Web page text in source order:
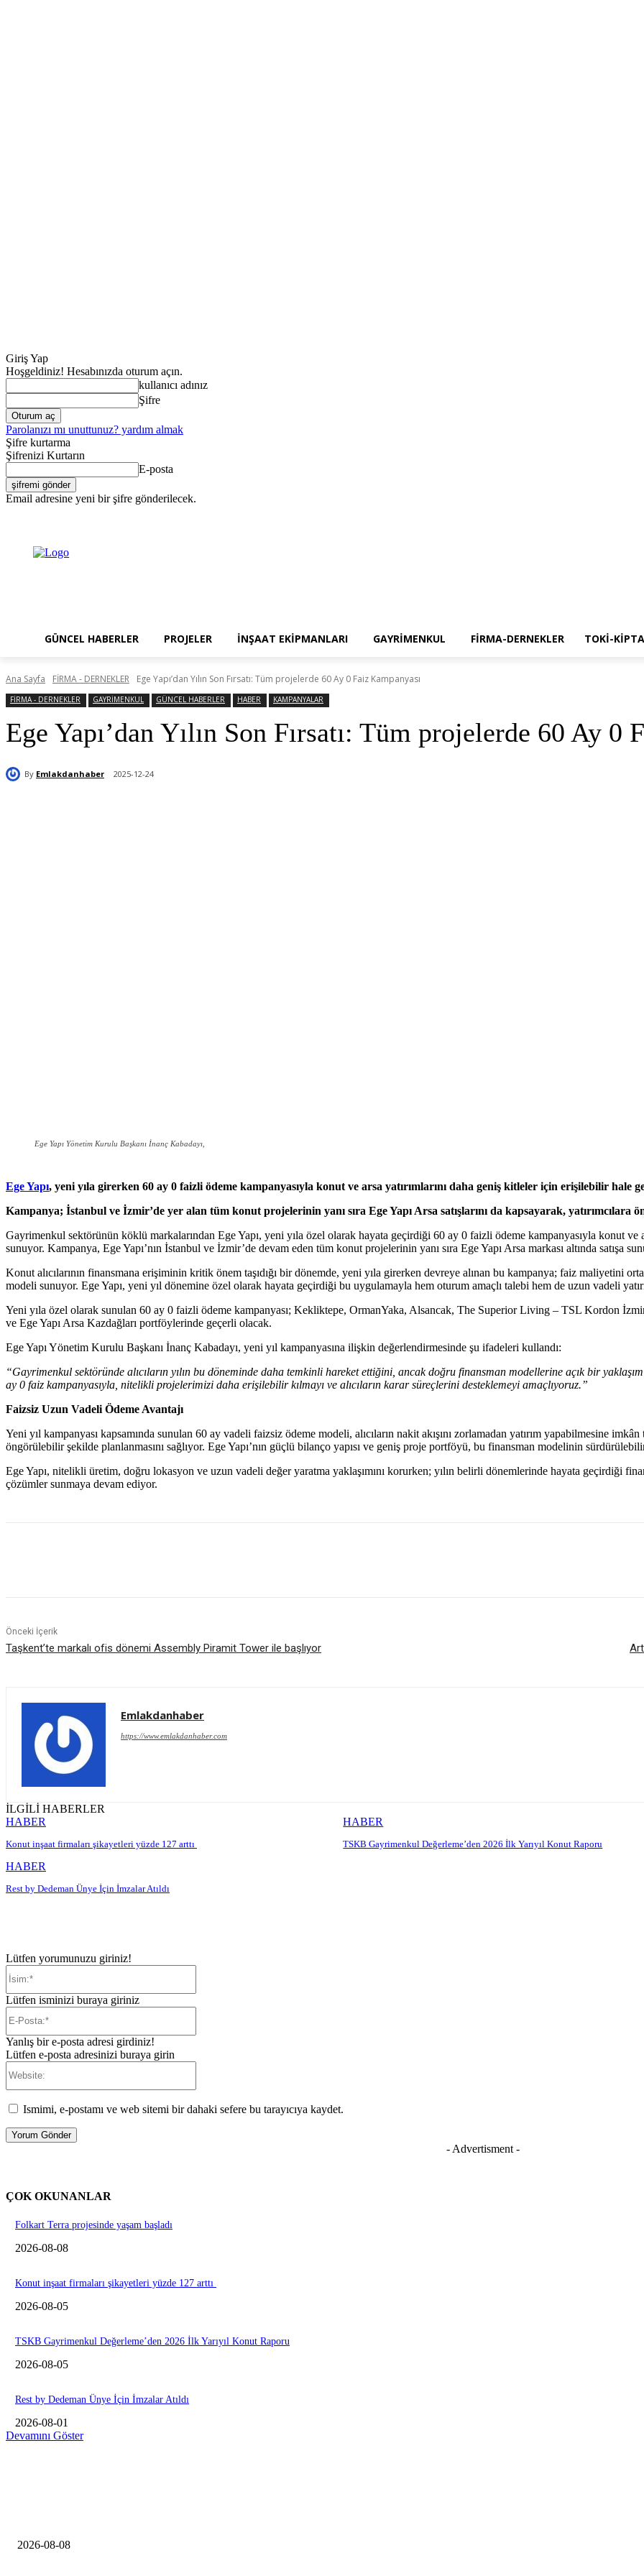
Giriş Yap
Hoşgeldiniz! Hesabınızda oturum açın.
kullanıcı adınız
Şifre
Parolanızı mı unuttunuz? yardım almak
Şifre kurtarma
Şifrenizi Kurtarın
E-posta
Email adresine yeni bir şifre gönderilecek.
GÜNCEL HABERLER PROJELER İNŞAAT EKIPMANLARI GAYRİMENKUL FIRMA-DERNEKLER TOKİ-
Ana Sayfa FİRMA - DERNEKLER Ege Yapı’dan Yılın Son Fırsatı: Tüm projelerde 60 Ay 0 Faiz Kampanyası
FİRMA - DERNEKLER GAYRİMENKUL GÜNCEL HABERLER HABER KAMPANYALAR
Ege Yapı’dan Yılın Son Fırsatı: Tüm projelerde 60 Ay 0
By Emlakdanhaber 2025-12-24
Ege Yapı Yönetim Kurulu Başkanı İnanç Kabadayı,
Ege Yapı, yeni yıla girerken 60 ay 0 faizli ödeme kampanyasıyla konut ve arsa yatırımlarını daha geniş kitleler için erişilebilir hale
Kampanya; İstanbul ve İzmir’de yer alan tüm konut projelerinin yanı sıra Ege Yapı Arsa satışlarını da kapsayarak, yatırımcılara
Gayrimenkul sektörünün köklü markalarından Ege Yapı, yeni yıla özel olarak hayata geçirdiği 60 ay 0 faizli ödeme kampanyasıyla konut ve
sunuyor. Kampanya, Ege Yapı’nın İstanbul ve İzmir’de devam eden tüm konut projelerinin yanı sıra Ege Yapı Arsa markası altında satışa
Konut alıcılarının finansmana erişiminin kritik önem taşıdığı bir dönemde, yeni yıla girerken devreye alınan bu kampanya; faiz maliyetini
modeli sunuyor. Ege Yapı, yeni yıl dönemine özel olarak hayata geçirdiği bu uygulamayla hem oturum amaçlı talebi hem de uzun vadeli
Yeni yıla özel olarak sunulan 60 ay 0 faizli ödeme kampanyası; Kekliktepe, OrmanYaka, Alsancak, The Superior Living – TSL Kordon
ve Ege Yapı Arsa Kazdağları portföylerinde geçerli olacak.
Ege Yapı Yönetim Kurulu Başkanı İnanç Kabadayı, yeni yıl kampanyasına ilişkin değerlendirmesinde şu ifadeleri kullandı:
“Gayrimenkul sektöründe alıcıların yılın bu döneminde daha temkinli hareket ettiğini, ancak doğru finansman modellerine açık bir
ay 0 faiz kampanyasıyla, nitelikli projelerimizi daha erişilebilir kılmayı ve alıcıların karar süreçlerini desteklemeyi amaçlıyoruz.”
Faizsiz Uzun Vadeli Ödeme Avantajı
Yeni yıl kampanyası kapsamında sunulan 60 ay vadeli faizsiz ödeme modeli, alıcıların nakit akışını zorlamadan yatırım yapabilmesine
öngörülebilir şekilde planlanmasını sağlıyor. Ege Yapı’nın güçlü bilanço yapısı ve geniş proje portföyü, bu finansman modelinin
Ege Yapı, nitelikli üretim, doğru lokasyon ve uzun vadeli değer yaratma yaklaşımını korurken; yılın belirli dönemlerinde hayata geçirdiği
çözümler sunmaya devam ediyor.
Önceki İçerik
Taşkent’te markalı ofis dönemi Assembly Piramit Tower ile başlıyor
Emlakdanhaber
https://www.emlakdanhaber.com
İLGİLİ HABERLER
HABER
Konut inşaat firmaları şikayetleri yüzde 127 arttı
HABER
TSKB Gayrimenkul Değerleme’den 2026 İlk Yarıyıl Konut Raporu
HABER
Rest by Dedeman Ünye İçin İmzalar Atıldı
Lütfen yorumunuzu giriniz!
Lütfen isminizi buraya giriniz
Yanlış bir e-posta adresi girdiniz!
Lütfen e-posta adresinizi buraya girin
Ismimi, e-postamı ve web sitemi bir dahaki sefere bu tarayıcıya kaydet.
- Advertisment -
ÇOK OKUNANLAR
Folkart Terra projesinde yaşam başladı
2026-08-08
Konut inşaat firmaları şikayetleri yüzde 127 arttı
2026-08-05
TSKB Gayrimenkul Değerleme’den 2026 İlk Yarıyıl Konut Raporu
2026-08-05
Rest by Dedeman Ünye İçin İmzalar Atıldı
2026-08-01
Devamını Göster
2026-08-08